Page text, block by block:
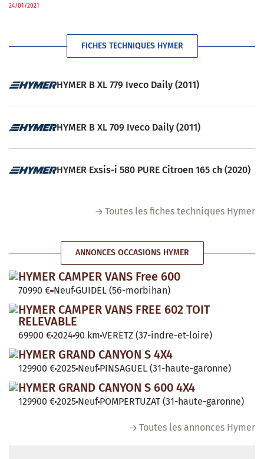
24/01/2021
FICHES TECHNIQUES HYMER
HYMER B XL 779 Iveco Daily (2011)
HYMER B XL 709 Iveco Daily (2011)
HYMER Exsis-i 580 PURE Citroen 165 ch (2020)
Toutes les fiches techniques Hymer
ANNONCES OCCASIONS HYMER
HYMER CAMPER VANS Free 600
70990 € Neuf GUIDEL (56-morbihan)
HYMER CAMPER VANS FREE 602 TOIT
RELEVABLE
69900 €2024 90 km VERETZ (37-indre-et-loire)
HYMER GRAND CANYON S 4X4
129900 €2025 Neuf PINSAGUEL (31-haute-garonne)
HYMER GRAND CANYON S 600 4X4
129900 €2025 Neuf POMPERTUZAT (31-haute-garonne)
Toutes les annonces Hymer